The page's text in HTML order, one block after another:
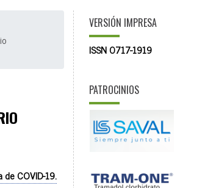
COVID-19.
VERSIÓN IMPRESA
ISSN 0717-1919
PATROCINIOS